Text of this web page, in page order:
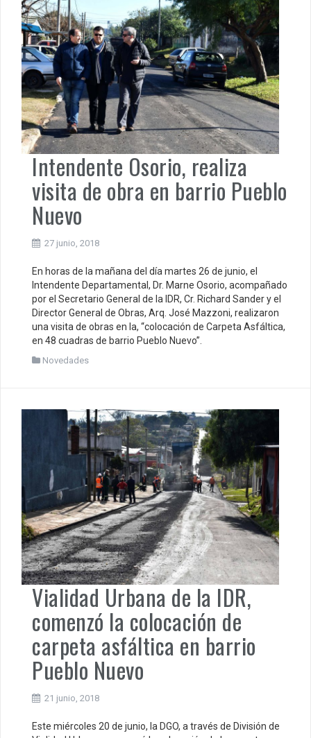
Intendente Osorio, realiza
visita de obra en barrio Pueblo
Nuevo
27 junio, 2018
En horas de la mañana del día martes 26 de junio, el
Intendente Departamental, Dr. Marne Osorio, acompañado
por el Secretario General de la IDR, Cr. Richard Sander y el
Director General de Obras, Arq. José Mazzoni, realizaron
una visita de obras en la, “colocación de Carpeta Asfáltica,
en 48 cuadras de barrio Pueblo Nuevo”.
Novedades
Vialidad Urbana de la IDR,
comenzó la colocación de
carpeta asfáltica en barrio
Pueblo Nuevo
21 junio, 2018
Este miércoles 20 de junio, la DGO, a través de División de